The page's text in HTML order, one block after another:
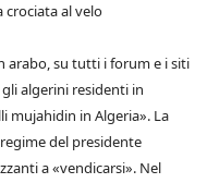
crociata al velo
arabo, su tutti i forum e i siti
algerini residenti in
mujahidin in Algeria». La
del presidente
a «vendicarsi». Nel